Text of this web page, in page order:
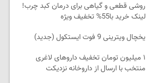
روشی قطعی و گیاهی برای درمان کبد چرب!
لینک خرید با55% تخفیف ویژه
یخچال ویترینی 9 فوت ایستکول (جدید)
۱ میلیون تومان تخفیف داروهای لاغری
منتخب با ارسال از داروخانه نزدیکت